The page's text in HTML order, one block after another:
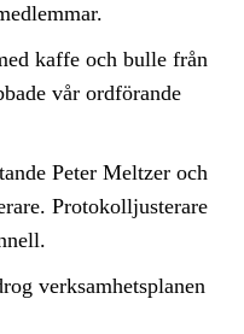
kaffe och bulle från
vår ordförande
Peter Meltzer och
Protokolljusterare
verksamhetsplanen